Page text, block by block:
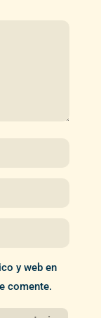
y web en
comente.